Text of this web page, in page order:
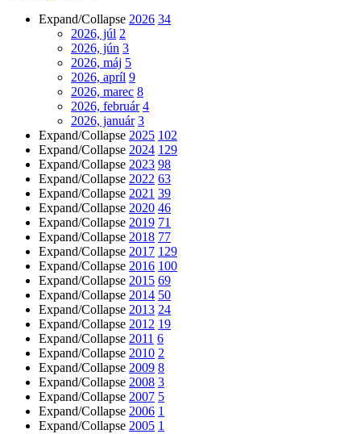
Expand/Collapse 2026 34
2026, júl 2
2026, jún 3
2026, máj 5
2026, apríl 9
2026, marec 8
2026, február 4
2026, január 3
Expand/Collapse 2025 102
Expand/Collapse 2024 129
Expand/Collapse 2023 98
Expand/Collapse 2022 63
Expand/Collapse 2021 39
Expand/Collapse 2020 46
Expand/Collapse 2019 71
Expand/Collapse 2018 77
Expand/Collapse 2017 129
Expand/Collapse 2016 100
Expand/Collapse 2015 69
Expand/Collapse 2014 50
Expand/Collapse 2013 24
Expand/Collapse 2012 19
Expand/Collapse 2011 6
Expand/Collapse 2010 2
Expand/Collapse 2009 8
Expand/Collapse 2008 3
Expand/Collapse 2007 5
Expand/Collapse 2006 1
Expand/Collapse 2005 1